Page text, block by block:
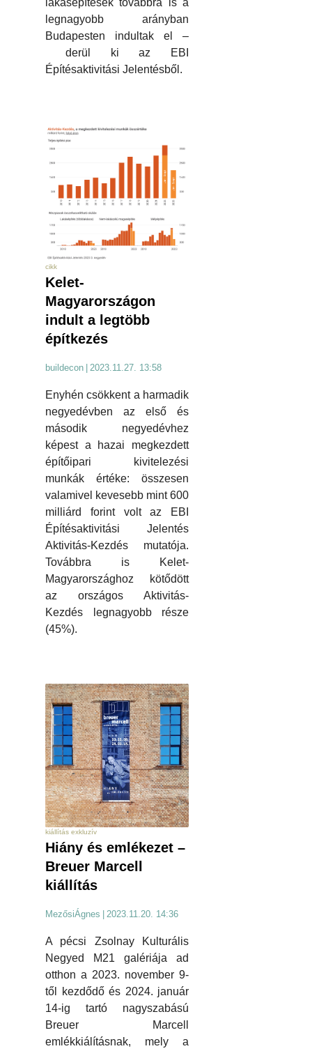
lakásépítések továbbra is a
legnagyobb arányban
Budapesten indultak el –
derül ki az EBI
Építésaktivitási Jelentésből.
cikk
Kelet-
Magyarországon
indult a legtöbb
építkezés
buildecon | 2023.11.27. 13:58
Enyhén csökkent a harmadik
negyedévben az első és
második negyedévhez
képest a hazai megkezdett
építőipari kivitelezési
munkák értéke: összesen
valamivel kevesebb mint 600
milliárd forint volt az EBI
Építésaktivitási Jelentés
Aktivitás-Kezdés mutatója.
Továbbra is Kelet-
Magyarországhoz kötődött
az országos Aktivitás-
Kezdés legnagyobb része
(45%).
kiállítás exkluzív
Hiány és emlékezet –
Breuer Marcell
kiállítás
MezősiÁgnes 2023.11.20. 14:36
A pécsi Zsolnay Kulturális
Negyed M21 galériája ad
otthon a 2023. november 9-
től kezdődő és 2024. január
14-ig tartó nagyszabású
Breuer Marcell
emlékkiálításnak, mely a